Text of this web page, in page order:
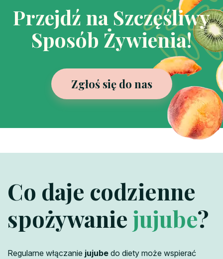
Przejdź na Szczęśliwy
Sposób Żywienia!
Zgłoś się do nas
Co daje codzienne
spożywanie jujube?
Regularne włączanie jujube do diety może wspierać